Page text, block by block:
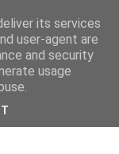
its services
user-agent are
and security
usage